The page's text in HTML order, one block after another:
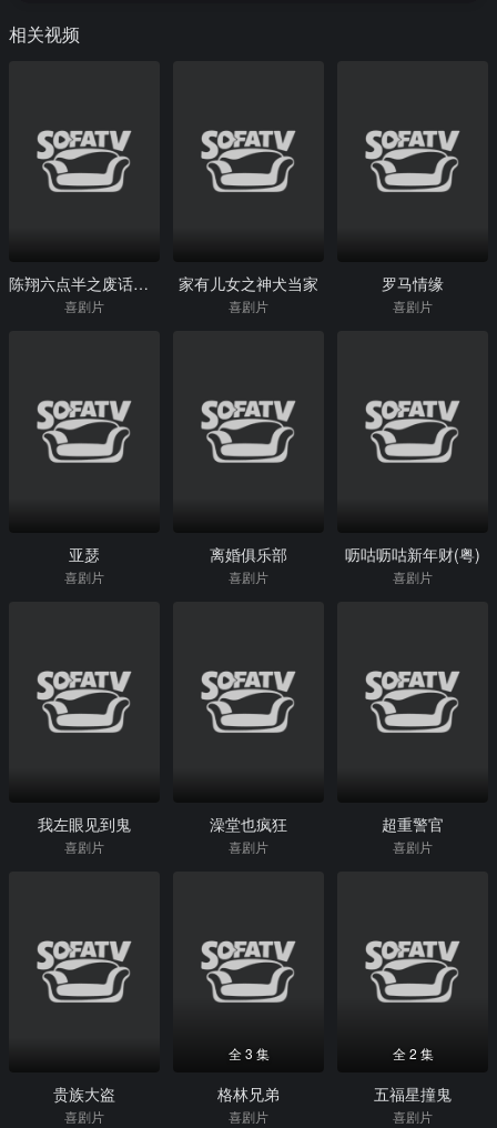
相关视频
陈翔六点半之废话少说
喜剧片
家有儿女之神犬当家
喜剧片
罗马情缘
喜剧片
亚瑟
喜剧片
离婚俱乐部
喜剧片
呖咕呖咕新年财(粤)
喜剧片
我左眼见到鬼
喜剧片
澡堂也疯狂
喜剧片
超重警官
喜剧片
贵族大盗
喜剧片
全 3 集
格林兄弟
喜剧片
全 2 集
五福星撞鬼
喜剧片